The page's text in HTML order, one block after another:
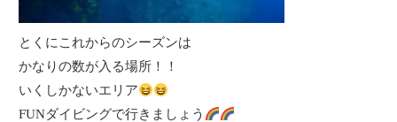
とくにこれからのシーズンは
かなりの数が入る場所！！
いくしかないエリア
FUNダイビングで行きましょう